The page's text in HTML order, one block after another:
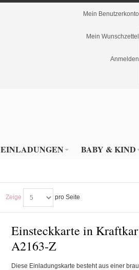
Mein Benutzerkonto
Mein Wunschzettel
Anmelden
EINLADUNGEN BABY & KIND
Zeige pro Seite
Einsteckkarte in
A2163-Z
Diese Einladungskarte besteht aus einer